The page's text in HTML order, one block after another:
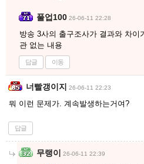
풀업100 26-06-11 22:28
방송 3사의 출구조사가 결과와 차
관 없는 내용
답글 이동
너빨갱이지 26-06-11 22:23
뭐 이런 문제가. 계속발생하는거여?
답글
무랭이 26-06-11 22:39